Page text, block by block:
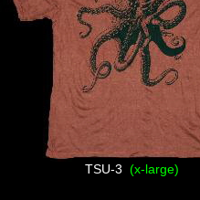
TSU-3 (x-large)